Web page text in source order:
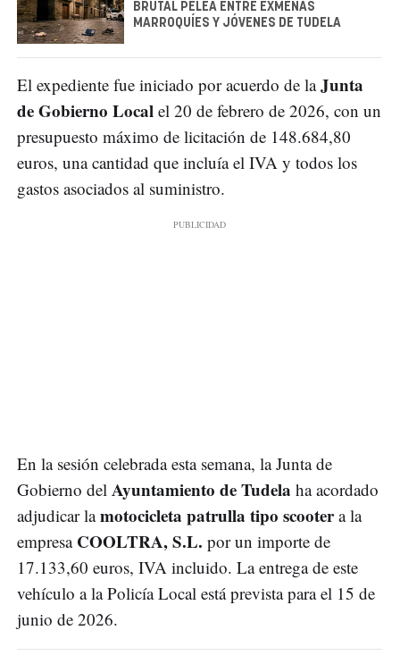
BRUTAL PELEA ENTRE EXMENAS
MARROQUÍES Y JÓVENES DE TUDELA
El expediente fue iniciado por acuerdo de laJunta
de Gobierno Local el 20 de febrero de 2026, con un
presupuesto máximo de licitación de 148.684,80
euros, una cantidad que incluía el IVA y todos los
gastos asociados al suministro.
En la sesión celebrada esta semana, la Junta de
Gobierno del Ayuntamiento de Tudela ha acordado
adjudicar lamotocicleta patrulla tipo scootera la
empresa COOLTRA, S.L. por un importe de
17.133,60 euros, IVA incluido. La entrega de este
vehículo a la Policía Local está prevista para el 15 de
junio de 2026.